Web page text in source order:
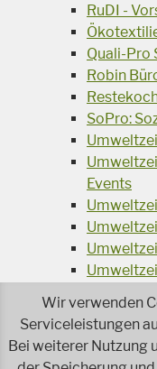
RuDI -
Quali-Pro
Robin
SoPro:
Events
Wasser -
Wir verwenden
Serviceleistungen
Bei weiterer Nutzung